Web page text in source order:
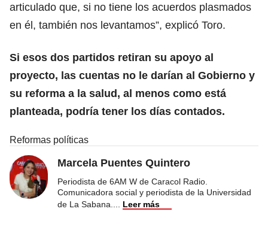
articulado que, si no tiene los acuerdos plasmados
en él, también nos levantamos”, explicó Toro.
Si esos dos partidos retiran su apoyo al
proyecto, las cuentas no le darían al Gobierno y
su reforma a la salud, al menos como está
planteada, podría tener los días contados.
Reformas políticas
Marcela Puentes Quintero
Periodista de 6AM W de Caracol Radio.
Comunicadora social y periodista de la Universidad
de La Sabana.
Leer más